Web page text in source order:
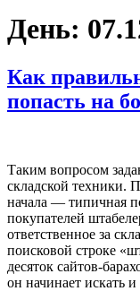
День:
Как
попасть на
Таким вопросом
складской техники.
начала — типичная
покупателей
ответственное за
поисковой строке
десяток сайтов-
он начинает искать